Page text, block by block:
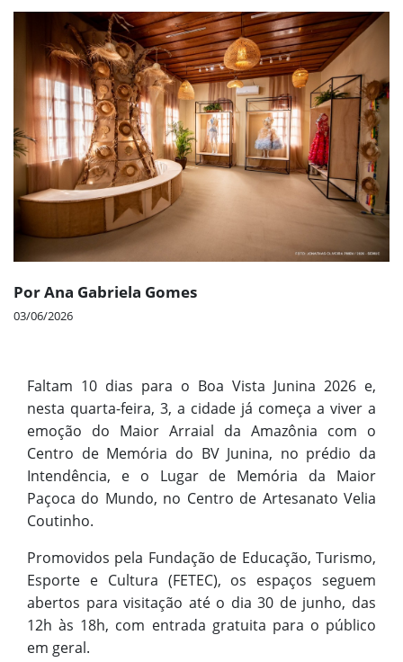
Por Ana Gabriela Gomes
03/06/2026
Faltam 10 dias para o Boa Vista Junina 2026 e,
nesta quarta-feira, 3, a cidade já começa a viver a
emoção do Maior Arraial da Amazônia com o
Centro de Memória do BV Junina, no prédio da
Intendência, e o Lugar de Memória da Maior
Paçoca do Mundo, no Centro de Artesanato Velia
Coutinho.
Promovidos pela Fundação de Educação, Turismo,
Esporte e Cultura (FETEC), os espaços seguem
abertos para visitação até o dia 30 de junho, das
12h às 18h, com entrada gratuita para o público
em geral.